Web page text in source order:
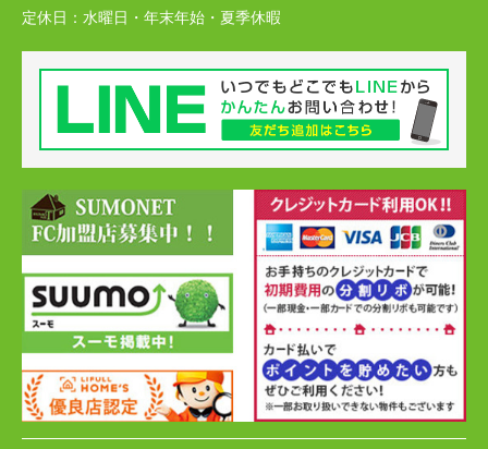
定休日： 水曜日・年末年始・夏季休暇